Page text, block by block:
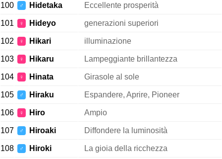
100 ♂ Hidetaka Eccellente prosperità
101 ♀ Hideyo generazioni superiori
102 ♀ Hikari illuminazione
103 ♀ Hikaru Lampeggiante brillantezza
104 ♀ Hinata Girasole al sole
105 ♂ Hiraku Espandere, Aprire, Pioneer
106 ♀ Hiro Ampio
107 ♂ Hiroaki Diffondere la luminosità
108 ♂ Hiroki La gioia della ricchezza